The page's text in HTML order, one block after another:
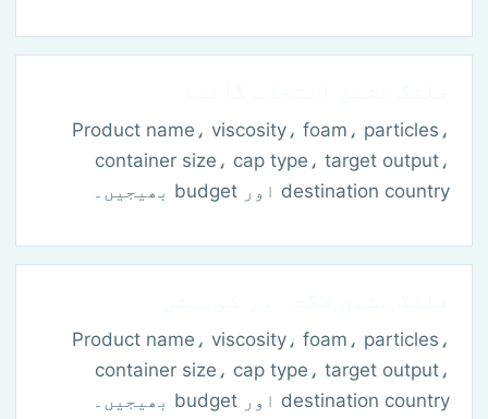
Product name، viscosity، foam، particles،
container size، cap type، target output،
destination country اور budget بھیجیں۔
Product name، viscosity، foam، particles،
container size، cap type، target output،
destination country اور budget بھیجیں۔